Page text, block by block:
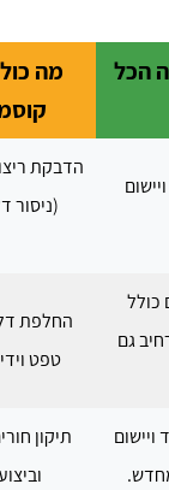
הכל
מה
הדבקת
(ניסור
כולל
גם
החלפת
טפט
ויישום
תיקון